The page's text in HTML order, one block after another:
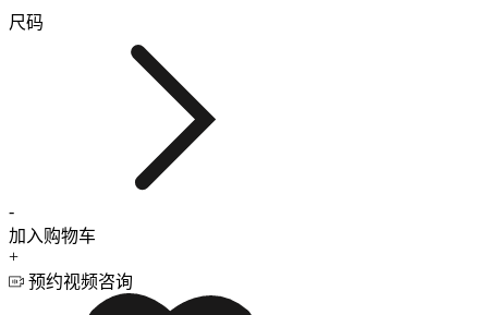
尺码
-
加入购物车
+
预约视频咨询